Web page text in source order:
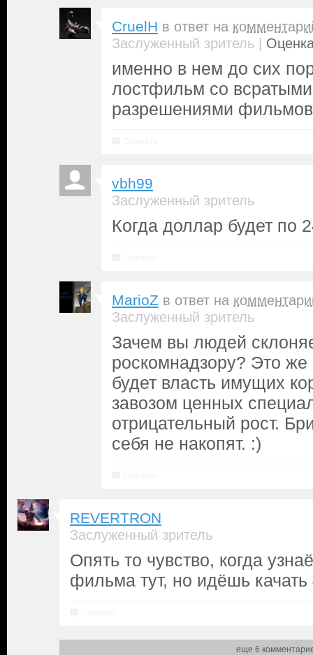
CruelH в ответ на
Заслуженный зритель |
именно в нем до сих
лостфильм со
разрешениями фильмов
vbh99
Заслуженный зритель
Когда доллар будет по
MarioZ в ответ на
Заслуженный зритель
Зачем вы людей
роскомнадзору? Это же
будет власть имущих
завозом ценных
отрицательный рост.
себя не накопят. :)
REVERTRON
Заслуженный зритель
Опять то чувство, когда
фильма тут, но идёшь качать
еще 6